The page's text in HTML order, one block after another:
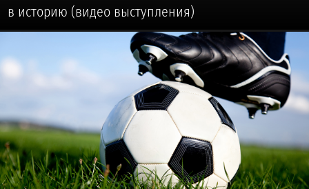
в историю (видео выступления)
🏅 #ДРУГИЕ